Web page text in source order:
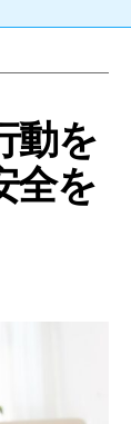
動を
全を